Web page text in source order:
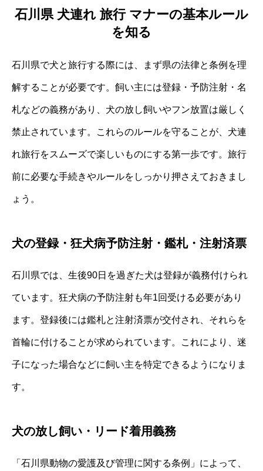
石川県 犬連れ 旅行 マナーの基本ルール
を知る
石川県で犬と旅行する際には、まず県の法律と条例を理
解することが必要です。飼い主には登録・予防注射・名
札などの義務があり、犬の放し飼いやフン放置は厳しく
禁止されています。これらのルールを守ることが、犬連
れ旅行をスムーズで楽しいものにする第一歩です。旅行
前に必要な手続きやルールをしっかり押さえておきまし
ょう。
犬の登録・狂犬病予防注射・鑑札・注射済票
石川県では、生後90日を過ぎた犬は登録が義務付けられ
ています。狂犬病の予防注射も年1回受ける必要があり
ます。登録後には鑑札と注射済票が交付され、それらを
首輪に付けることが求められています。これにより、迷
子になった場合などに飼い主を特定できるようになりま
す。
犬の放し飼い・リード着用義務
「石川県動物の愛護及び管理に関する条例」によって、